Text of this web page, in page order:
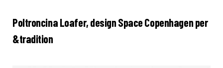
Poltroncina Loafer, design Space Copenhagen per
&tradition